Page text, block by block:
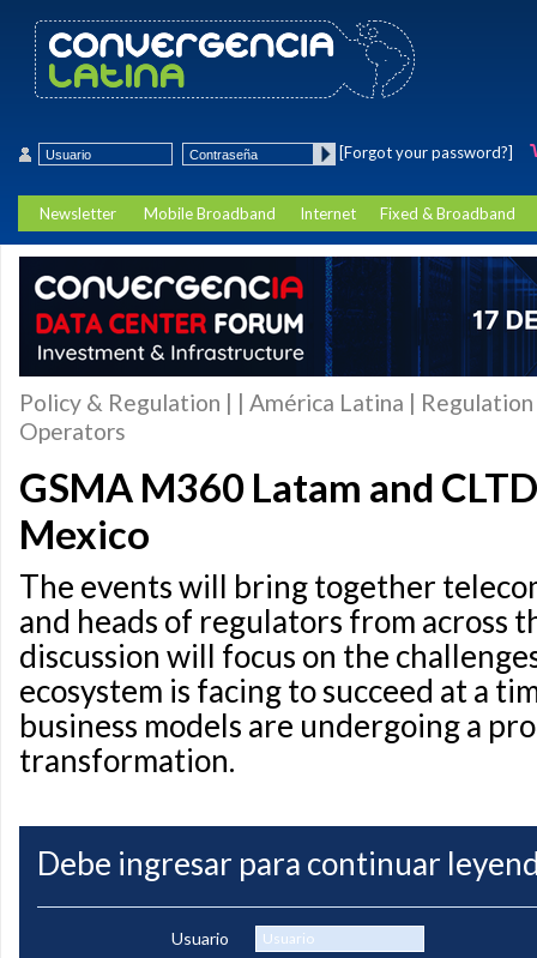
[Forgot your password?]
Newsletter Mobile Broadband Internet Fixed & Broadband
Policy & Regulation | | América Latina |
Operators
GSMA M360 Latam and
Mexico
The events will bring together
and heads of regulators from across
discussion will focus on the
ecosystem is facing to succeed at a
business models are undergoing a
transformation.
Debe ingresar para continuar
Usuario